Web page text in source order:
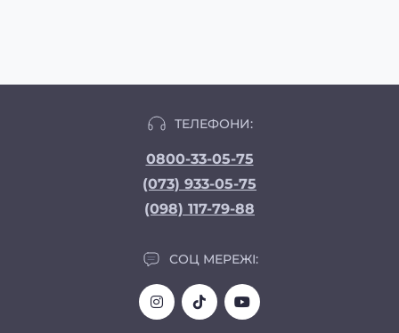
ТЕЛЕФОНИ:
0800-33-05-75
(073) 933-05-75
(098) 117-79-88
СОЦ МЕРЕЖІ: